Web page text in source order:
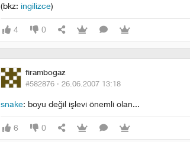
(bkz: ingilizce)
4 0
firambogaz
#582876 · 26.06.2007 13:18
snake: boyu değil işlevi önemli olan...
6 0